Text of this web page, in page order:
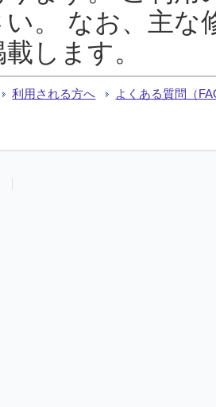
。 なお、主な
します。
利用される方へ よくある質問（